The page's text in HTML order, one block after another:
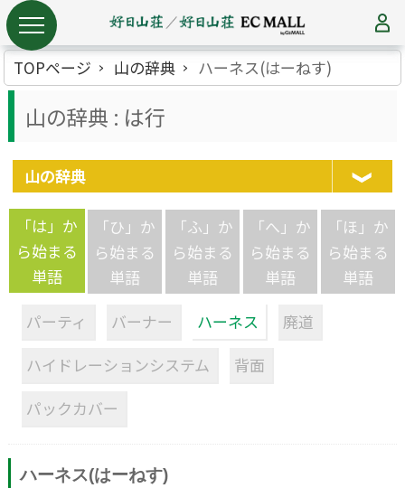
TOPページ 山の辞典 ハーネス(はーねす)
山の辞典 : は行
山の辞典
「は」か
ら始まる
単語
「ひ」か
ら始まる
単語
「ふ」か
ら始まる
単語
「へ」か
ら始まる
単語
「ほ」か
ら始まる
単語
パーティ
バーナー ハーネス
廃道
ハイドレーションシステム
背面
パックカバー
ハーネス(はーねす)